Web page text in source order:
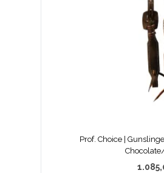
Prof. Choice |